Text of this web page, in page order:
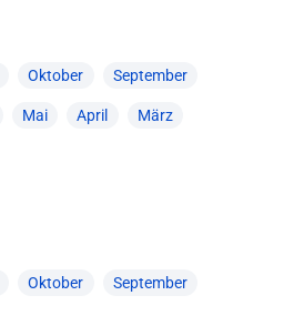
Oktober September
Mai April März
Oktober September